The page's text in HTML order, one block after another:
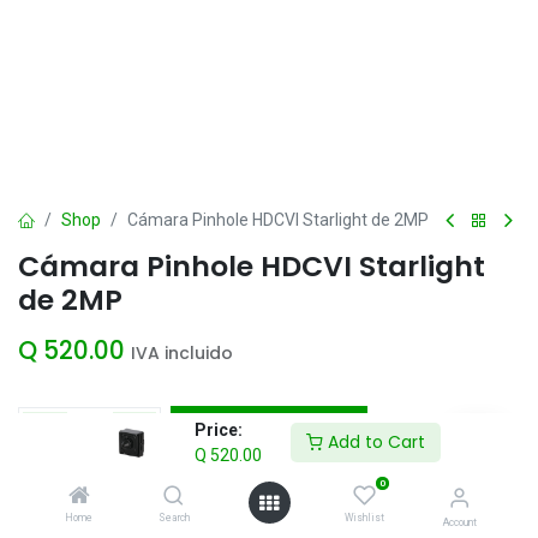
Price:
Q 520.00
Add to Cart
Home Search
0
Wishlist Account
Shop Cámara Pinhole HDCVI Starlight de 2MP
Cámara Pinhole HDCVI Starlight
de 2MP
Q 520.00 IVA incluido
Add to Cart
Agregar a la lista de deseos